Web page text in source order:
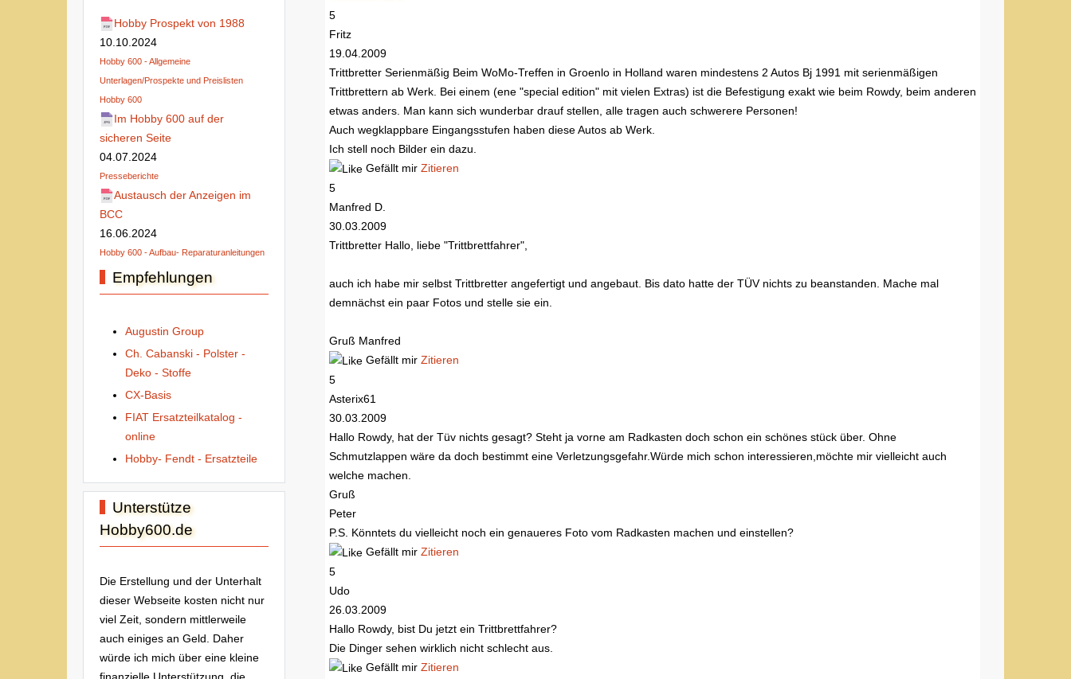
Hobby Prospekt von 1988
10.10.2024
Hobby 600 - Allgemeine
Unterlagen/Prospekte und Preislisten
Hobby 600
Im Hobby 600 auf der
sicheren Seite
04.07.2024
Presseberichte
Austausch der Anzeigen im
BCC
16.06.2024
Hobby 600 - Aufbau- Reparaturanleitungen
Empfehlungen
Augustin Group
Ch. Cabanski - Polster -
Deko - Stoffe
CX-Basis
FIAT Ersatzteilkatalog -
online
Hobby- Fendt - Ersatzteile
Unterstütze
Hobby600.de
Die Erstellung und der Unterhalt
dieser Webseite kosten nicht nur
viel Zeit, sondern mittlerweile
auch einiges an Geld. Daher
würde ich mich über eine kleine
5
Fritz
19.04.2009
Trittbretter Serienmäßig Beim WoMo-Treffen in Groenlo in Holland waren mindestens 2 Autos Bj 1991 mit serienmäßigen
Trittbrettern ab Werk. Bei einem (ene "special edition" mit vielen Extras) ist die Befestigung exakt wie beim Rowdy, beim anderen
etwas anders. Man kann sich wunderbar drauf stellen, alle tragen auch schwerere Personen!
Auch wegklappbare Eingangsstufen haben diese Autos ab Werk.
Ich stell noch Bilder ein dazu.
Gefällt mir Zitieren
5
Manfred D.
30.03.2009
Trittbretter Hallo, liebe "Trittbrettfahrer",
auch ich habe mir selbst Trittbretter angefertigt und angebaut. Bis dato hatte der TÜV nichts zu beanstanden. Mache mal
demnächst ein paar Fotos und stelle sie ein.
Gruß Manfred
Gefällt mir Zitieren
5
Asterix61
30.03.2009
Hallo Rowdy, hat der Tüv nichts gesagt? Steht ja vorne am Radkasten doch schon ein schönes stück über. Ohne
Schmutzlappen wäre da doch bestimmt eine Verletzungsgefahr.Würde mich schon interessieren,möchte mir vielleicht auch
welche machen.
Gruß
Peter
P.S. Könntets du vielleicht noch ein genaueres Foto vom Radkasten machen und einstellen?
Gefällt mir Zitieren
5
Udo
26.03.2009
Hallo Rowdy, bist Du jetzt ein Trittbrettfahrer?
Die Dinger sehen wirklich nicht schlecht aus.
Gefällt mir Zitieren